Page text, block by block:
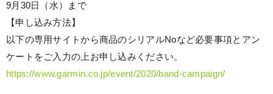
9月30日（水）まで
【申し込み方法】
以下の専用サイトから商品のシリアルNoなど必要事項とアン
ケートをご入力の上お申し込みください。
https://www.garmin.co.jp/event/2020/band-campaign/